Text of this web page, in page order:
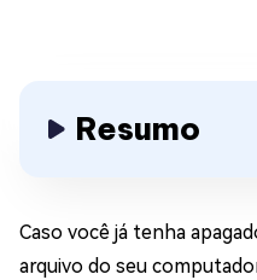
Resumo
Caso você já tenha
arquivo do seu